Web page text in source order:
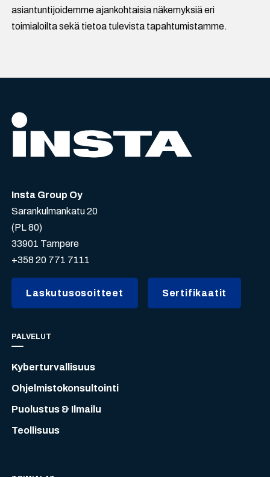
asiantuntijoidemme ajankohtaisia näkemyksiä eri
toimialoilta sekä tietoa tulevista tapahtumistamme.
Insta Group Oy
Sarankulmankatu 20
(PL 80)
33901 Tampere
+358 20 771 7111
Laskutusosoitteet Sertifikaatit
PALVELUT
Kyberturvallisuus
Ohjelmistokonsultointi
Puolustus & Ilmailu
Teollisuus